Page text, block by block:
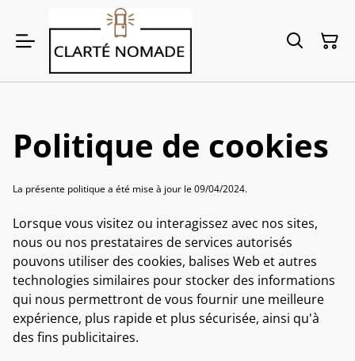
Politique de cookies
La présente politique a été mise à jour le 09/04/2024.
Lorsque vous visitez ou interagissez avec nos sites,
nous ou nos prestataires de services autorisés
pouvons utiliser des cookies, balises Web et autres
technologies similaires pour stocker des informations
qui nous permettront de vous fournir une meilleure
expérience, plus rapide et plus sécurisée, ainsi qu'à
des fins publicitaires.